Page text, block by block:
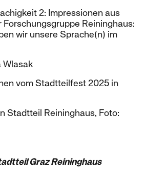
2: Impressionen aus
Forschungsgruppe Reininghaus:
wir unsere Sprache(n) im
Wlasak
vom Stadtteilfest 2025 in
Stadtteil Reininghaus, Foto:
Graz Reininghaus